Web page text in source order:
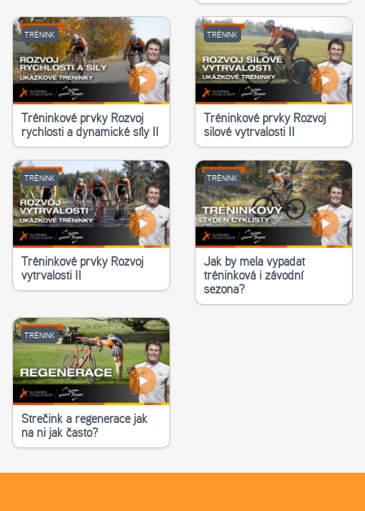
TRÉNINK
Tréninkové prvky Rozvoj
rychlosti a dynamické síly II
TRÉNINK
Tréninkové prvky Rozvoj
silové vytrvalosti II
TRÉNINK
Tréninkové prvky Rozvoj
vytrvalosti II
TRÉNINK
Jak by měla vypadat
tréninková i závodní
sezona?
TRÉNINK
Strečink a regenerace jak
na ni jak často?